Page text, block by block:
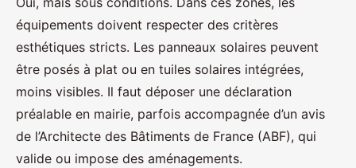
équipements doivent respecter des critères
esthétiques stricts. Les panneaux solaires peuvent
être posés à plat ou en tuiles solaires intégrées,
moins visibles. Il faut déposer une déclaration
préalable en mairie, parfois accompagnée d’un avis
de l’Architecte des Bâtiments de France (ABF), qui
valide ou impose des aménagements.